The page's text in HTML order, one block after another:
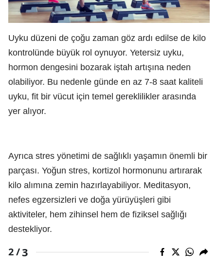
Uyku düzeni de çoğu zaman göz ardı edilse de kilo
kontrolünde büyük rol oynuyor. Yetersiz uyku,
hormon dengesini bozarak iştah artışına neden
olabiliyor. Bu nedenle günde en az 7-8 saat kaliteli
uyku, fit bir vücut için temel gereklilikler arasında
yer alıyor.
Ayrıca stres yönetimi de sağlıklı yaşamın önemli bir
parçası. Yoğun stres, kortizol hormonunu artırarak
kilo alımına zemin hazırlayabiliyor. Meditasyon,
nefes egzersizleri ve doğa yürüyüşleri gibi
aktiviteler, hem zihinsel hem de fiziksel sağlığı
destekliyor.
2 /3